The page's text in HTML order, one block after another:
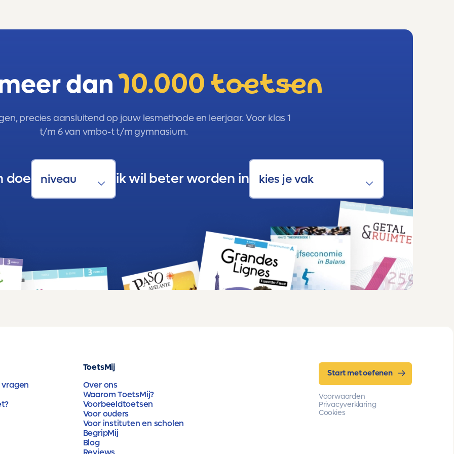
dan10.000 toetsen
precies aansluitend op jouw lesmethode en leerjaar. Voor klas 1
t/m 6 van vmbo-t t/m gymnasium.
doe ik wil beter worden in
ToetsMij
Over ons
Waarom ToetsMij?
Voorbeeldtoetsen
Voor ouders
Voor instituten en scholen
BegripMij
Blog
Start met oefenen
Voorwaarden
Privacyverklaring
Cookies